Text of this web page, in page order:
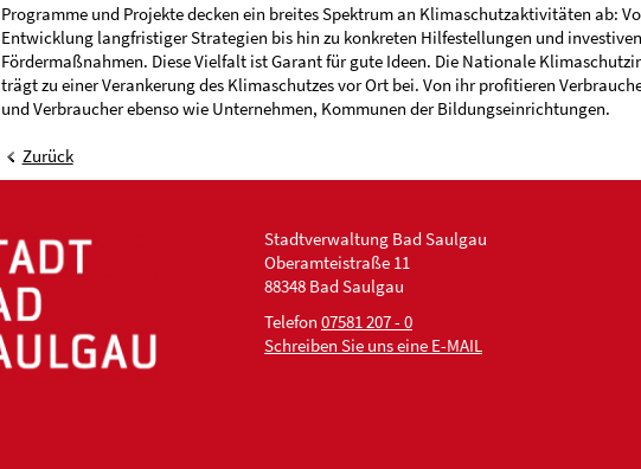
Programme und Projekte decken ein breites Spektrum an Klimaschutzaktivitäten ab:
Entwicklung langfristiger Strategien bis hin zu konkreten Hilfestellungen und investiven
Fördermaßnahmen. Diese Vielfalt ist Garant für gute Ideen. Die Nationale
trägt zu einer Verankerung des Klimaschutzes vor Ort bei. Von ihr profitieren
und Verbraucher ebenso wie Unternehmen, Kommunen der Bildungseinrichtungen.
Zurück
Stadtverwaltung Bad Saulgau
Oberamteistraße 11
88348 Bad Saulgau
Telefon 07581 207 - 0
Schreiben Sie uns eine E-MAIL